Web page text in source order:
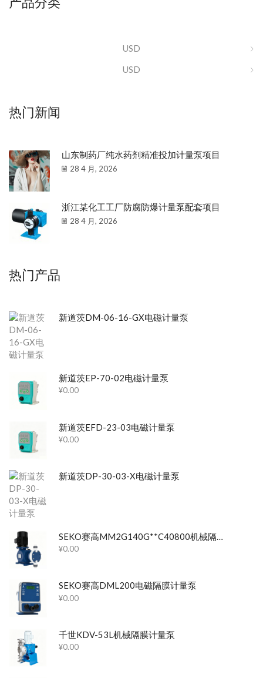
USD
USD
热门新闻
山东制药厂纯水药剂精准投加计量泵项目
28 4 月, 2026
浙江某化工工厂防腐防爆计量泵配套项目
28 4 月, 2026
热门产品
新道茨DM-06-16-GX电磁计量泵
新道茨EP-70-02电磁计量泵
¥0.00
新道茨EFD-23-03电磁计量泵
¥0.00
新道茨DP-30-03-X电磁计量泵
SEKO赛高MM2G140G**C40800机械隔膜计量泵
¥0.00
SEKO赛高DML200电磁隔膜计量泵
¥0.00
千世KDV-53L机械隔膜计量泵
¥0.00